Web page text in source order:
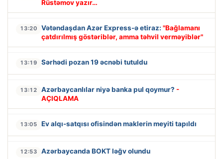
Rüstəmov yazır…
13:20 Vətəndaşdan Azər Express-ə etiraz: "Bağlamanı
çatdırılmış göstəriblər, amma təhvil verməyiblər"
13:19 Sərhədi pozan 19 əcnəbi tutuldu
13:12 Azərbaycanlılar niyə banka pul qoymur? -
AÇIQLAMA
13:05 Ev alqı-satqısı ofisindən maklerin meyiti tapıldı
12:53 Azərbaycanda BOKT ləğv olundu